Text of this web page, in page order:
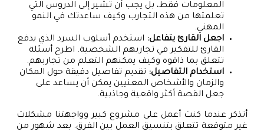
المعلومات فقط، بل يجب أن تشير إلى الدروس التي
تعلمتها من هذه التجارب وكيف ساعدتك في النمو
المهني.
اجعل القارئ يتفاعل: استخدم أسلوب السرد الذي يدفع
القارئ للتفكير في تجاربهم الشخصية. اطرح أسئلة
تتعلق بما ذاقوه وكيف يمكنهم التعلم من تجاربهم.
استخدام التفاصيل: تقديم تفاصيل دقيقة حول المكان
والزمان والأشخاص المعنيين يمكن أن يساعد على
جعل القصة أكثر واقعية وجاذبية.
أتذكر عندما كنت أعمل على مشروع كبير وواجهتنا مشكلات
غير متوقعة تتعلق بتنسيق العمل بين الفرق. بعد شهور من